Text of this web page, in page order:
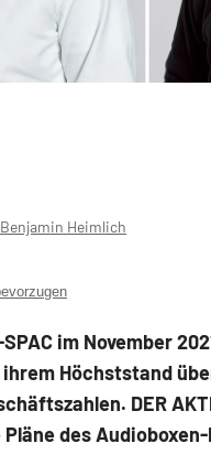
Benjamin Heimlich
im November
Höchststand
DER
des